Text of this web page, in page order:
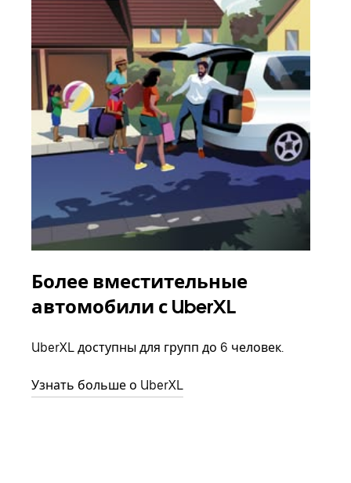
Более вместительные
автомобили с UberXL
UberXL доступны для групп до 6 человек.
Узнать больше о UberXL